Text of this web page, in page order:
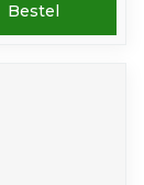
Bestel